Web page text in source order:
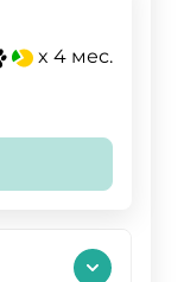
x 4 мес.